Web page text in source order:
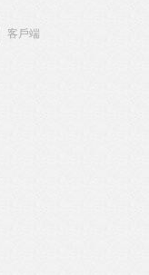
客戶端